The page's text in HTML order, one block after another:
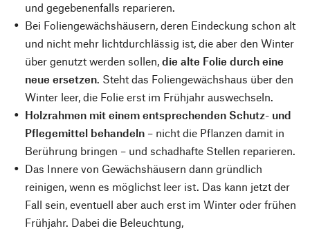
und gegebenenfalls reparieren.
Bei Foliengewächshäusern, deren Eindeckung schon alt
und nicht mehr lichtdurchlässig ist, die aber den Winter
über genutzt werden sollen, die alte Folie durch eine
neue ersetzen. Steht das Foliengewächshaus über den
Winter leer, die Folie erst im Frühjahr auswechseln.
Holzrahmen mit einem entsprechenden Schutz- und
Pflegemittel behandeln – nicht die Pflanzen damit in
Berührung bringen – und schadhafte Stellen reparieren.
Das Innere von Gewächshäusern dann gründlich
reinigen, wenn es möglichst leer ist. Das kann jetzt der
Fall sein, eventuell aber auch erst im Winter oder frühen
Frühjahr. Dabei die Beleuchtung,